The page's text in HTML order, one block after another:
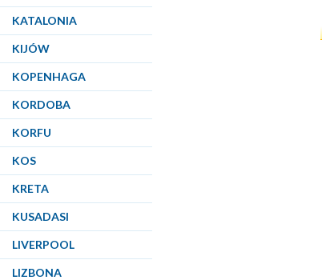
KATALONIA
KIJÓW
KOPENHAGA
KORDOBA
KORFU
KOS
KRETA
KUSADASI
LIVERPOOL
LIZBONA